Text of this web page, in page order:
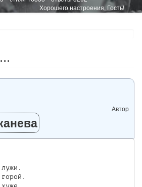
Хорошего настроения, Гость!
Автор